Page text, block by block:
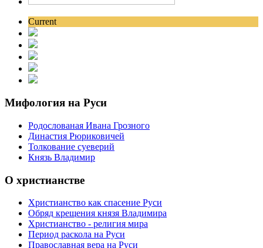
Current
Мифология на Руси
Родослованая Ивана Грозного
Династия Рюриковичей
Толкование суеверий
Князь Владимир
О христианстве
Христианство как спасение Руси
Обряд крещения князя Владимира
Христианство - религия мира
Период раскола на Руси
Православная вера на Руси